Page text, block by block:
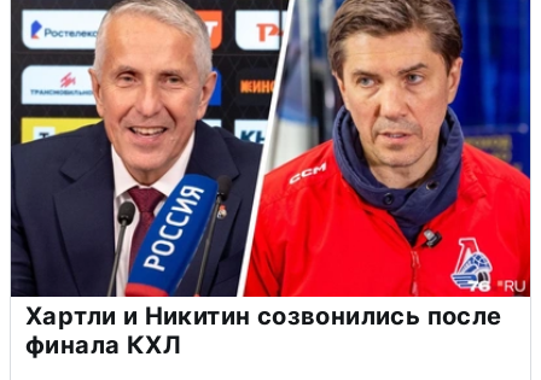
Хартли и Никитин созвонились после
финала КХЛ